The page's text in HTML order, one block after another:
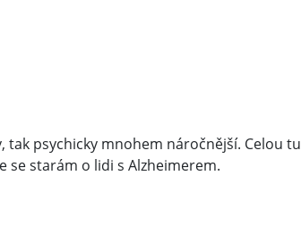
tak psychicky mnohem náročnější. Celou tu
se starám o lidi s Alzheimerem.